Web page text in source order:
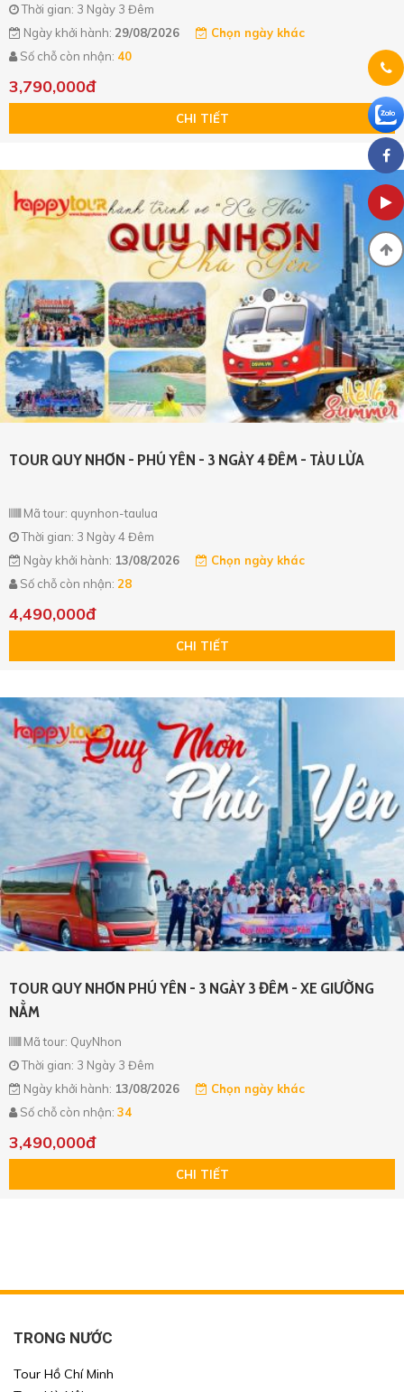
Thời gian: 3 Ngày 3 Đêm
Ngày khởi hành: 29/08/2026
Chọn ngày khác
Số chỗ còn nhận: 40
3,790,000đ
CHI TIẾT
TOUR QUY NHƠN - PHÚ YÊN - 3 NGÀY 4 ĐÊM - TÀU LỬA
Mã tour: quynhon-taulua
Thời gian: 3 Ngày 4 Đêm
Ngày khởi hành: 13/08/2026
Chọn ngày khác
Số chỗ còn nhận: 28
4,490,000đ
CHI TIẾT
TOUR QUY NHƠN PHÚ YÊN - 3 NGÀY 3 ĐÊM - XE GIƯỜNG
NẰM
Mã tour: QuyNhon
Thời gian: 3 Ngày 3 Đêm
Ngày khởi hành: 13/08/2026
Chọn ngày khác
Số chỗ còn nhận: 34
3,490,000đ
CHI TIẾT
TRONG NƯỚC
Tour Hồ Chí Minh